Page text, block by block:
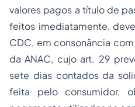
valores pagos a título de
feitos imediatamente,
CDC, em consonância com
da ANAC, cujo art. 29
sete dias contados da
feita pelo consumidor,